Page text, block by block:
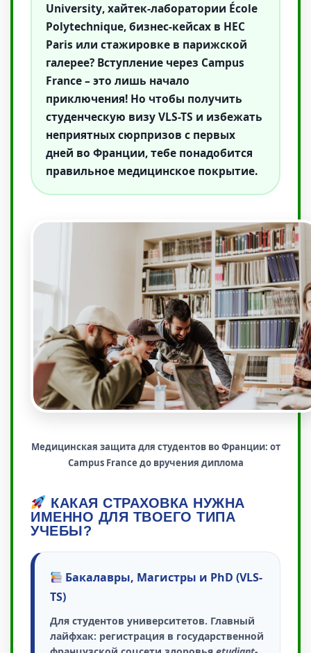
University, хайтек-лаборатории École
Polytechnique, бизнес-кейсах в HEC
Paris или стажировке в парижской
галерее? Вступление через Campus
France– это лишь начало
приключения! Но чтобы получить
студенческую визу VLS-TS и избежать
неприятных сюрпризов с первых
дней во Франции, тебе понадобится
правильное медицинское покрытие.
Медицинская защита для студентов во Франции: от
Campus France до вручения диплома
КАКАЯ СТРАХОВКА НУЖНА
ИМЕННО ДЛЯ ТВОЕГО ТИПА
УЧЕБЫ?
Бакалавры, Магистры и PhD (VLS-
TS)
Для студентов университетов. Главный
лайфхак: регистрация в государственной